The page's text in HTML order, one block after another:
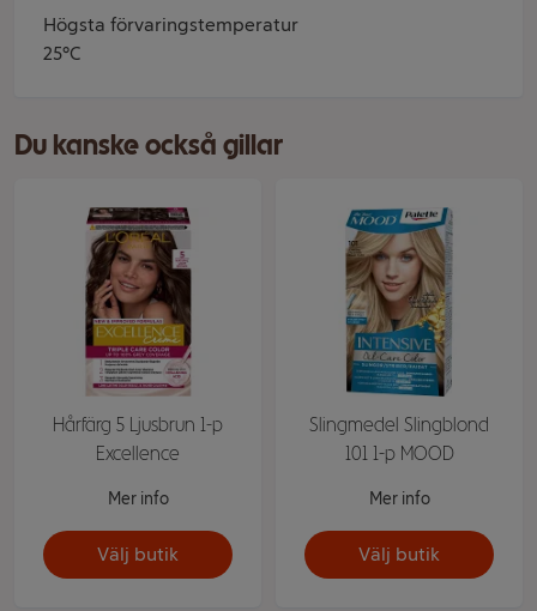
Högsta förvaringstemperatur
25°C
Du kanske också gillar
Hårfärg 5 Ljusbrun 1-p
Excellence
Mer info
Välj butik
Slingmedel Slingblond
101 1-p MOOD
Mer info
Välj butik